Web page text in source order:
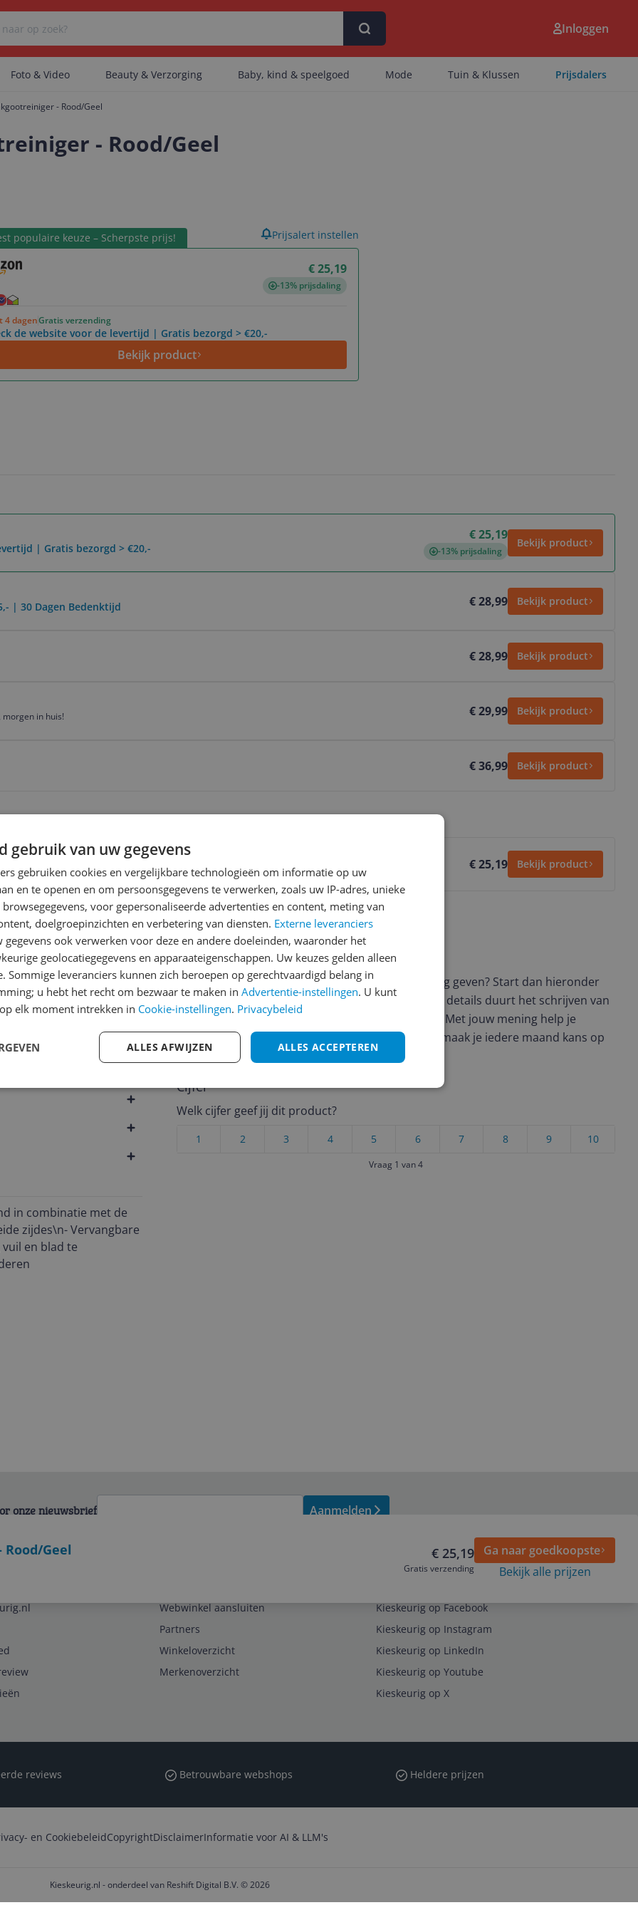
Er zijn geen categorieën gevonden.
Er zijn geen artikelen gevonden.
Inloggen
Foto & Video Beauty & Verzorging Baby, kind & speelgoed Mode Tuin & Klussen Prijsdalers
- Rood/Geel
- Rood/Geel
populaire keuze – Scherpste prijs!
€ 25,19
-13% prijsdaling
4 dagenGratis verzending
de website voor de levertijd | Gratis bezorgd > €20,-
Bekijk product
Prijsalert instellen
| Gratis bezorgd > €20,-
€ 25,19
-13% prijsdaling
Bekijk product
| 30 Dagen Bedenktijd € 28,99 Bekijk product
€ 28,99 Bekijk product
in huis!
€ 29,99 Bekijk product
€ 36,99 Bekijk product
Gratis bezorgd > €20,- € 25,19 Bekijk product
in combinatie met de
zijdes\n- Vervangbare
en blad te
Reviews
Er zijn nog geen reviews geschreven
Heb jij dit product in bezit en wil je graag je mening geven? Start dan hieronder
met het schrijven van je review. Afhankelijk van de details duurt het schrijven van
een review gemiddeld tussen de 3 en 10 minuten. Met jouw mening help je
andere bezoekers een betere keuze te maken én maak je iedere maand kans op
€250,-!
Klik hier voor de actievoorwaarden.
Cijfer
Welk cijfer geef jij dit product?
10
9
8
7
6
5
4
3
2
1
Vraag 1 van 4
Rood/Geel € 25,19
Gratis verzending
Ga naar goedkoopste
Bekijk alle prijzen
onze nieuwsbrief Aanmelden
Webwinkel aansluiten
Partners
Winkeloverzicht
Merkenoverzicht
Kieskeurig op Facebook
Kieskeurig op Instagram
Kieskeurig op LinkedIn
Kieskeurig op Youtube
Kieskeurig op X
reviews Betrouwbare webshops Heldere prijzen
en CookiebeleidCopyrightDisclaimerInformatie voor AI & LLM's
Kieskeurig.nl - onderdeel van Reshift Digital B.V. © 2026
gebruik van uw gegevens
gebruiken cookies en vergelijkbare technologieën om informatie op uw
en te openen en om persoonsgegevens te verwerken, zoals uw IP-adres, unieke
voor gepersonaliseerde advertenties en content, meting van
doelgroepinzichten en verbetering van diensten. Externe leveranciers
gegevens ook verwerken voor deze en andere doeleinden, waaronder het
geolocatiegegevens en apparaateigenschappen. Uw keuzes gelden alleen
Sommige leveranciers kunnen zich beroepen op gerechtvaardigd belang in
u hebt het recht om bezwaar te maken in Advertentie-instellingen. U kunt
elk moment intrekken in Cookie-instellingen. Privacybeleid
ALLES ACCEPTEREN
ALLES AFWIJZEN